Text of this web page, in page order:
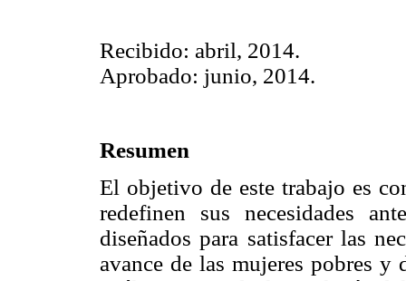
Recibido: abril, 2014.
Aprobado: junio, 2014.
Resumen
El objetivo de este trabajo es
redefinen sus necesidades
diseñados para satisfacer las
avance de las mujeres pobres